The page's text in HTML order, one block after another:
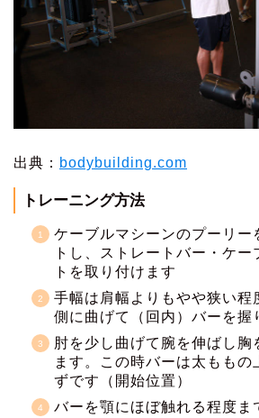
出典： bodybuilding.com
トレーニング方法
ケーブルマシーンのプーリー
トし、ストレートバー・ケー
トを取り付けます
手幅は肩幅よりもやや狭い程
側に曲げて（回内）バーを握
肘を少し曲げて腕を伸ばし胸
ます。この時バーは太ももの
ずです（開始位置）
バーを顎にほぼ触れる程度ま